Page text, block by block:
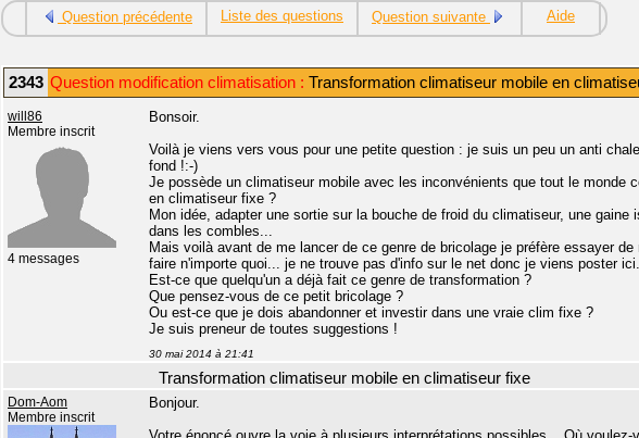
Question précédente Liste des questions Question suivante Aide
2343 Question modification climatisation : Transformation climatiseur mobile en
will86
Membre inscrit
4 messages
Bonsoir.
Voilà je viens vers vous pour une petite question : je suis un peu un anti
fond !:-)
Je possède un climatiseur mobile avec les inconvénients que tout le monde
en climatiseur fixe ?
Mon idée, adapter une sortie sur la bouche de froid du climatiseur, une
dans les combles...
Mais voilà avant de me lancer de ce genre de bricolage je préfère essayer
faire n'importe quoi... je ne trouve pas d'info sur le net donc je viens poster
Est-ce que quelqu'un a déjà fait ce genre de transformation ?
Que pensez-vous de ce petit bricolage ?
Ou est-ce que je dois abandonner et investir dans une vraie clim fixe ?
Je suis preneur de toutes suggestions !
30 mai 2014 à 21:41
Transformation climatiseur mobile en climatiseur fixe
Dom-Aom
Membre inscrit
Bonjour.